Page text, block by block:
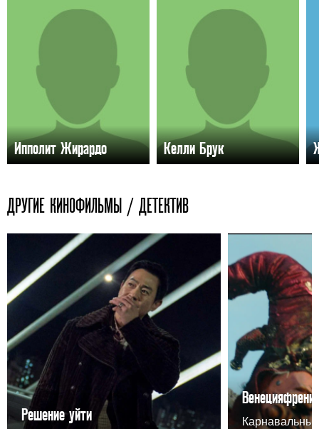
Ипполит Жирардо Келли Брук
ДРУГИЕ КИНОФИЛЬМЫ / ДЕТЕКТИВ
Решение уйти